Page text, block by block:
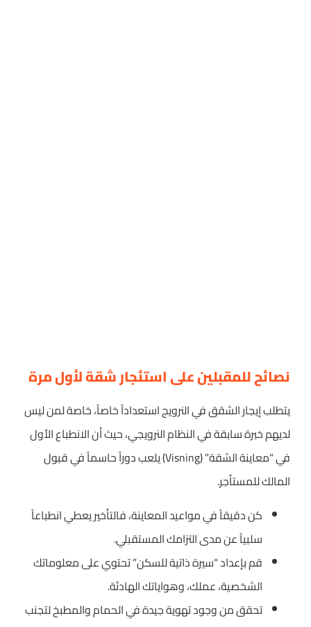
نصائح للمقبلين على استئجار شقة لأول مرة
يتطلب إيجار الشقق في النرويج استعداداً خاصاً، خاصة لمن ليس
لديهم خبرة سابقة في النظام النرويجي، حيث أن الانطباع الأول
في “معاينة الشقة” (Visning) يلعب دوراً حاسماً في قبول
المالك للمستأجر.
كن دقيقاً في مواعيد المعاينة، فالتأخير يعطي انطباعاً
سلبياً عن مدى التزامك المستقبلي.
قم بإعداد “سيرة ذاتية للسكن” تحتوي على معلوماتك
الشخصية، عملك، وهواياتك الهادئة.
تحقق من وجود تهوية جيدة في الحمام والمطبخ لتجنب